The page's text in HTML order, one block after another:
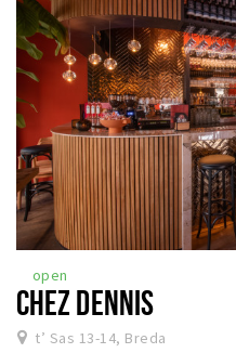
open
CHEZ DENNIS
t’ Sas 13-14, Breda